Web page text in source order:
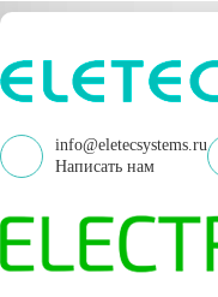
info@eletecsystems.ru
Написать нам